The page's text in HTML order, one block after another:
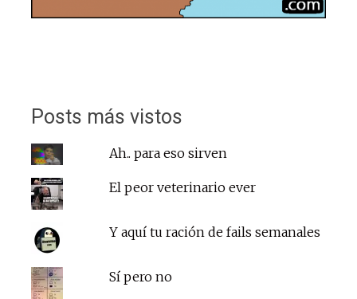
Posts más vistos
Ah.. para eso sirven
El peor veterinario ever
Y aquí tu ración de fails semanales
Sí pero no